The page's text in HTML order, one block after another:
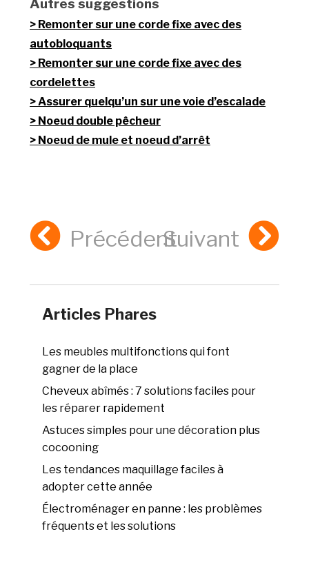
Autres suggestions
Remonter sur une corde fixe avec des
autobloquants
Remonter sur une corde fixe avec des
cordelettes
Assurer quelqu’un sur une voie d’escalade
Noeud double pêcheur
Noeud de mule et noeud d’arrêt
PrécédentSuivant
Articles Phares
Les meubles multifonctions qui font
gagner de la place
Cheveux abîmés : 7 solutions faciles pour
les réparer rapidement
Astuces simples pour une décoration plus
cocooning
Les tendances maquillage faciles à
adopter cette année
Électroménager en panne : les problèmes
fréquents et les solutions